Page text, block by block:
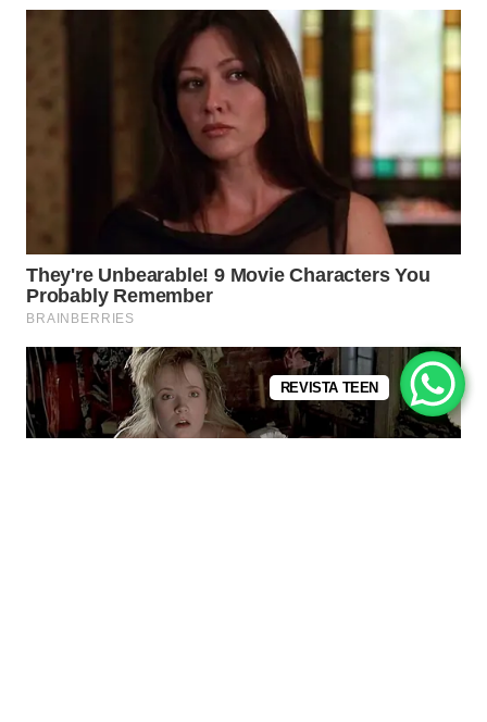
REVISTA TEEN